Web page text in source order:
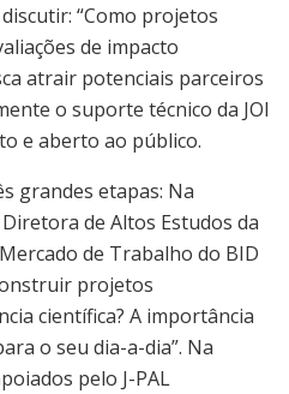
“Como projetos
de impacto
atrair potenciais parceiros
o suporte técnico da JOI
e aberto ao público.
grandes etapas: Na
de Altos Estudos da
de Trabalho do BID
projetos
científica? A importância
o seu dia-a-dia”. Na
pelo J-PAL